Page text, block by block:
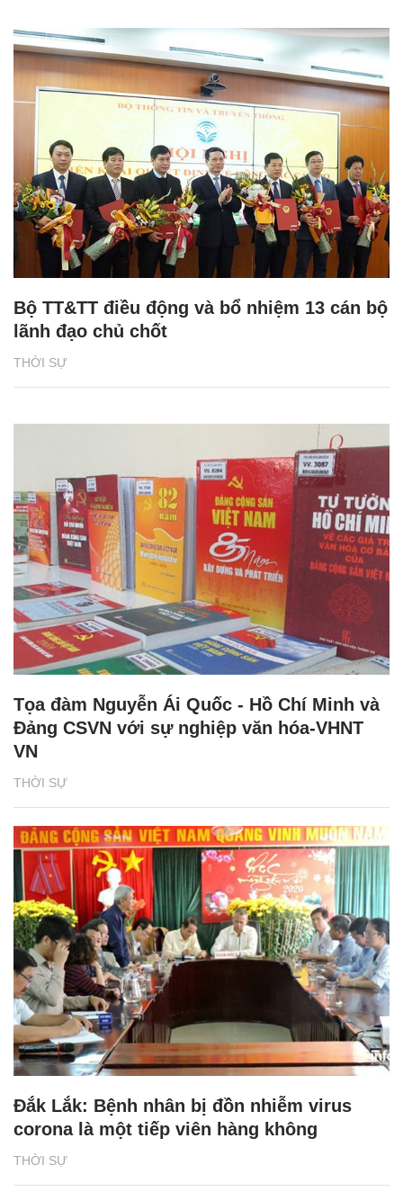
THỜI SỰ
Bộ TT&TT điều động và bổ nhiệm 13 cán bộ
lãnh đạo chủ chốt
THỜI SỰ
Tọa đàm Nguyễn Ái Quốc - Hồ Chí Minh và
Đảng CSVN với sự nghiệp văn hóa-VHNT
VN
THỜI SỰ
Đắk Lắk: Bệnh nhân bị đồn nhiễm virus
corona là một tiếp viên hàng không